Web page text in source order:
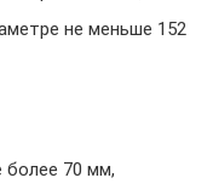
не меньше 152
более 70 мм,